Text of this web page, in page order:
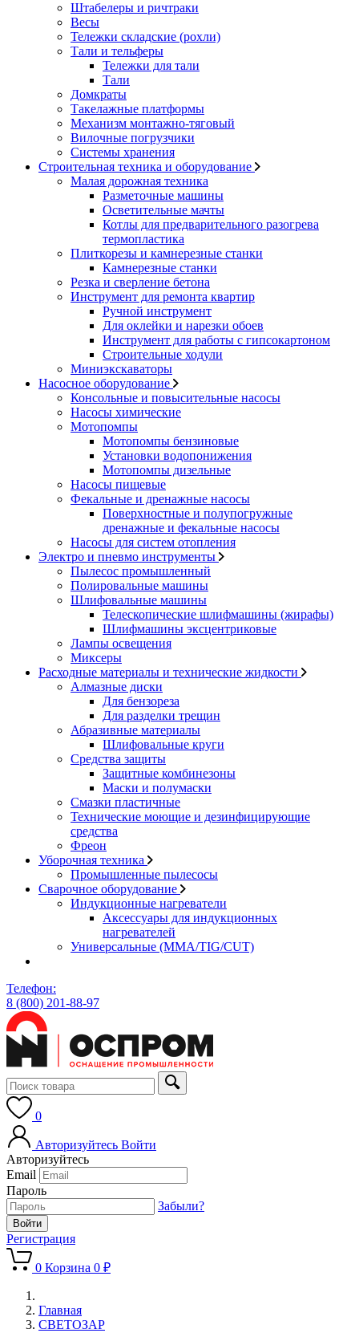
Штабелеры и ричтраки
Весы
Тележки складские (рохли)
Тали и тельферы
Тележки для тали
Тали
Домкраты
Такелажные платформы
Механизм монтажно-тяговый
Вилочные погрузчики
Системы хранения
Строительная техника и оборудование
Малая дорожная техника
Разметочные машины
Осветительные мачты
Котлы для предварительного разогрева
термопластика
Плиткорезы и камнерезные станки
Камнерезные станки
Резка и сверление бетона
Инструмент для ремонта квартир
Ручной инструмент
Для оклейки и нарезки обоев
Инструмент для работы с гипсокартоном
Строительные ходули
Миниэкскаваторы
Насосное оборудование
Консольные и повысительные насосы
Насосы химические
Мотопомпы
Мотопомпы бензиновые
Установки водопонижения
Мотопомпы дизельные
Насосы пищевые
Фекальные и дренажные насосы
Поверхностные и полупогружные
дренажные и фекальные насосы
Насосы для систем отопления
Электро и пневмо инструменты
Пылесос промышленный
Полировальные машины
Шлифовальные машины
Телескопические шлифмашины (жирафы)
Шлифмашины эксцентриковые
Лампы освещения
Миксеры
Расходные материалы и технические жидкости
Алмазные диски
Для бензореза
Для разделки трещин
Абразивные материалы
Шлифовальные круги
Средства защиты
Защитные комбинезоны
Маски и полумаски
Смазки пластичные
Технические моющие и дезинфицирующие
средства
Фреон
Уборочная техника
Промышленные пылесосы
Сварочное оборудование
Индукционные нагреватели
Аксессуары для индукционных
нагревателей
Универсальные (MMA/TIG/CUT)
Телефон:
8 (800) 201-88-97
0
Авторизуйтесь Войти
Авторизуйтесь
Email
Пароль
Забыли?
Регистрация
0 Корзина 0 ₽
Главная
СВЕТОЗАР